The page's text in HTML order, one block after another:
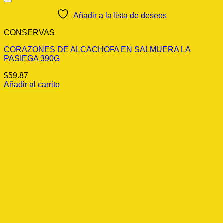
Añadir a la lista de deseos
CONSERVAS
CORAZONES DE ALCACHOFA EN SALMUERA LA
PASIEGA 390G
$59.87
Añadir al carrito